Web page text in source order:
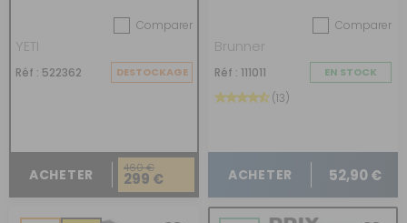
Comparer
YETI
Réf : 522362 DESTOCKAGE
ACHETER 460 €
299 €
Comparer
Brunner
Réf : 111011 EN STOCK
(13)
ACHETER 52,90 €